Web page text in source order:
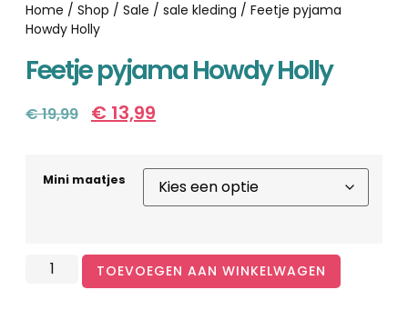
Home / Shop / Sale / sale kleding / Feetje pyjama
Howdy Holly
Feetje pyjama Howdy Holly
€19,99 € 13,99
Mini maatjes
TOEVOEGEN AAN WINKELWAGEN